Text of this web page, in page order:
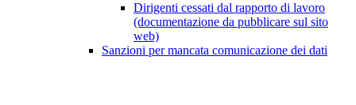
Dirigenti cessati dal rapporto di lavoro
(documentazione da pubblicare sul sito
web)
Sanzioni per mancata comunicazione dei dati